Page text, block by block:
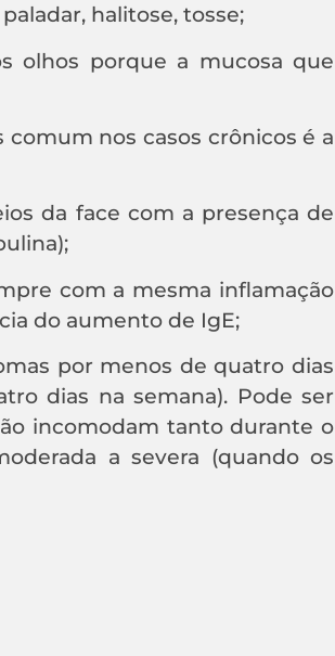
halitose, tosse;
olhos porque a mucosa que
nos casos crônicos é a
da face com a presença de
com a mesma inflamação
do aumento de IgE;
por menos de quatro dias
dias na semana). Pode ser
incomodam tanto durante o
a severa (quando os